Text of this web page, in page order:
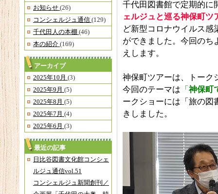
お知らせ (26)
コンシェルジュ通信 (129)
千代田人の本棚 (46)
本の紹介 (169)
アーカイブ
2025年10月 (3)
2025年9月 (5)
2025年8月 (5)
2025年7月 (4)
2025年6月 (3)
最近の記事
日比谷図書文化館コンシェ
ルジュ通信vol.51
コンシェルジュ新聞創刊／
千代田図書館で定期的に
ェルジュと巡る神保町ツ
ど新型コロナウイルス感
ができました。今回のち
えします。
神保町ツアーは、トーク
今回のテーマは 「神保町
ークショーには「旅の図
きしました。